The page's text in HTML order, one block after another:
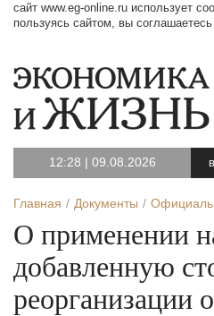
сайт www.eg-online.ru использует
пользуясь сайтом, вы
12:28 | 09.08.2026
Главная Документы
О применении
добавленную
реорганизации